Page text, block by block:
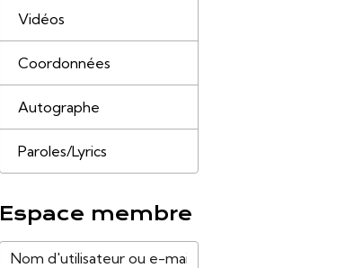
Vidéos
Coordonnées
Autographe
Paroles/Lyrics
Espace membre